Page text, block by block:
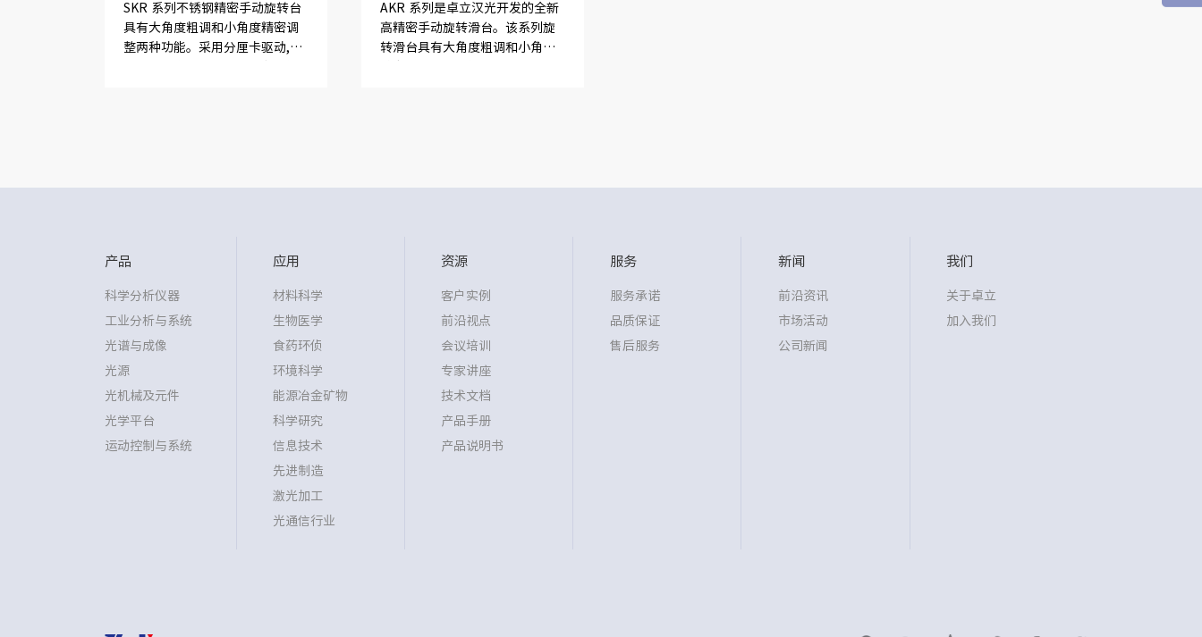
SKR 系列不锈钢精密手动旋转台
具有大角度粗调和小角度精密调
整两种功能。采用分厘卡驱动,灵
AKR 系列是卓立汉光开发的全新
高精密手动旋转滑台。该系列旋
转滑台具有大角度粗调和小角度
产品
科学分析仪器
工业分析与系统
光谱与成像
光源
光机械及元件
光学平台
运动控制与系统
应用
材料科学
生物医学
食药环侦
环境科学
能源冶金矿物
科学研究
信息技术
先进制造
激光加工
光通信行业
资源
客户实例
前沿视点
会议培训
专家讲座
技术文档
产品手册
产品说明书
服务
服务承诺
品质保证
售后服务
新闻
前沿资讯
市场活动
公司新闻
我们
关于卓立
加入我们